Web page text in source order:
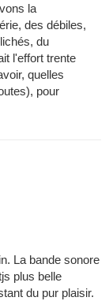
la
des débiles,
du
l'effort trente
quelles
pour
La bande sonore
plus belle
du pur plaisir.